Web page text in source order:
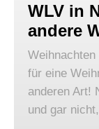
WLV in
andere
für eine
anderen Art!
und gar